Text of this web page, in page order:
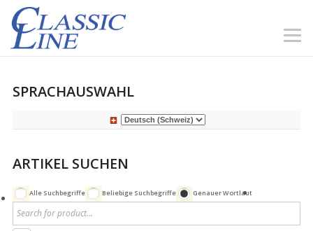
SPRACHAUSWAHL
ARTIKEL SUCHEN
Alle Suchbegriffe Beliebige Suchbegriffe Genauer Wortlaut